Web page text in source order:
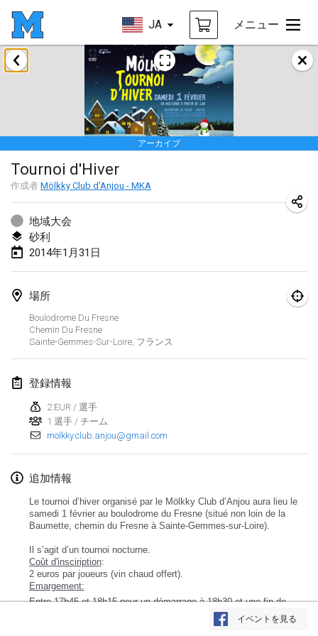
JA メニュー
リストを表示
アーカイブ
Tournoi d'Hiver
作成者 Mölkky Club d'Anjou - MKA
地域大会
砂利
2014年1月31日
場所
Boulodrome Du Fresne
Chemin Du Fresne
Sainte-Gemmes-Sur-Loire, フランス
登録情報
2 EUR / 選手
1 選手 / チーム
molkky.club.anjou@gmail.com
追加情報
Le tournoi d’hiver organisé par le Mölkky Club d’Anjou aura lieu le
samedi 1 février au boulodrome du Fresne (situé non loin de la
Baumette, chemin du Fresne à Sainte-Gemmes-sur-Loire).
Il s’agit d’un tournoi nocturne.
Coût d'insciription:
2 euros par joueurs (vin chaud offert).
Emargement:
Entre 17h45 et 18h15 pour un démarrage à 18h30 et une fin de
イベントを見る
2014年1月
Tournoi d'Hiver
2014年1月31日|フランス
2014年3月
EM Indoor - European Championships
2014年3月7日|エストニア
2014年9月
MIM - Masters Individuels de Mölkky
2014年9月20日